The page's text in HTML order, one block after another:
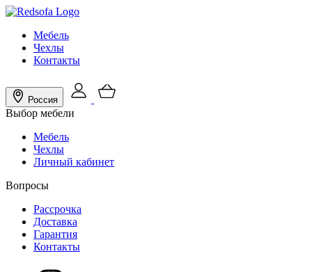
Мебель
Чехлы
Контакты
Россия
Выбор мебели
Мебель
Чехлы
Личный кабинет
Вопросы
Рассрочка
Доставка
Гарантия
Контакты